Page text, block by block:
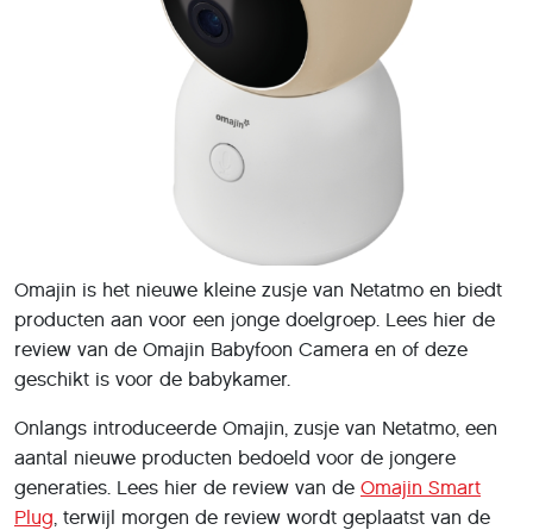
Omajin is het nieuwe kleine zusje van Netatmo en biedt
producten aan voor een jonge doelgroep. Lees hier de
review van de Omajin Babyfoon Camera en of deze
geschikt is voor de babykamer.
Onlangs introduceerde Omajin, zusje van Netatmo, een
aantal nieuwe producten bedoeld voor de jongere
generaties. Lees hier de review van de Omajin Smart
Plug, terwijl morgen de review wordt geplaatst van de